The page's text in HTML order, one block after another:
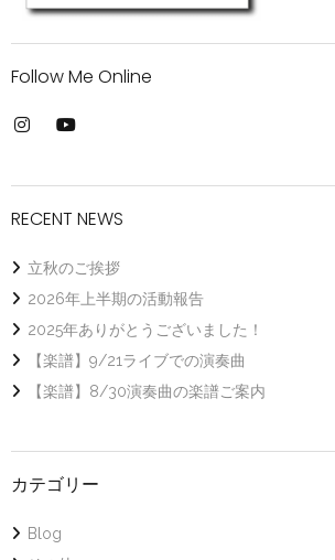
Follow Me Online
RECENT NEWS
立秋のご挨拶
2026年上半期の活動報告
2025年ありがとうございました！
【楽譜】9/21ライブでの演奏曲
【楽譜】8/30演奏曲の楽譜ご案内
カテゴリー
Blog